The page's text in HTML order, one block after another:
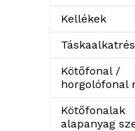
Kellékek
Kötőfonal /
horgolófonal
Kötőfonalak
alapanyag